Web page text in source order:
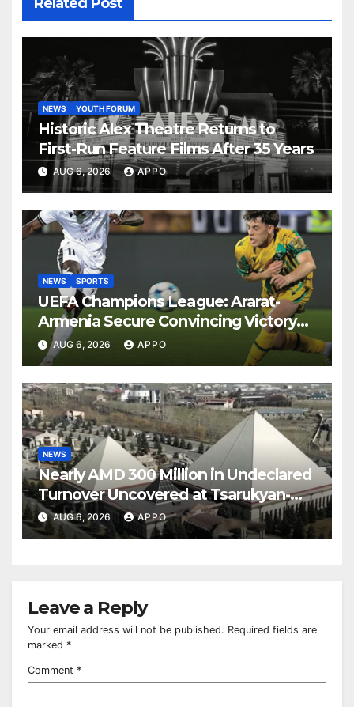
NEWS YOUTH FORUM
Historic Alex Theatre Returns to
First-Run Feature Films After 35 Years
AUG 6, 2026 APPO
NEWS SPORTS
UEFA Champions League: Ararat-
Armenia Secure Convincing Victory
Over Shamrock Rovers 2-0
AUG 6, 2026 APPO
NEWS
Nearly AMD 300 Million in Undeclared
Turnover Uncovered at Tsarukyan-
Owned Entertainment Center
AUG 6, 2026 APPO
Leave a Reply
Your email address will not be published. Required fields are
marked *
Comment *